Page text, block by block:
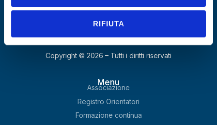
RIFIUTA
P.Iva 06817550723
Copyright © 2026 – Tutti i diritti riservati
Menu
Associazione
Registro Orientatori
Formazione continua